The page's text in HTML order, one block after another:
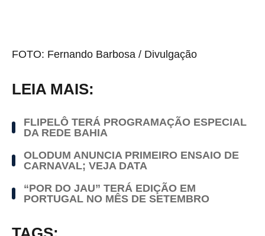
FOTO: Fernando Barbosa / Divulgação
LEIA MAIS:
FLIPELÔ TERÁ PROGRAMAÇÃO ESPECIAL
DA REDE BAHIA
OLODUM ANUNCIA PRIMEIRO ENSAIO DE
CARNAVAL; VEJA DATA
“POR DO JAU” TERÁ EDIÇÃO EM
PORTUGAL NO MÊS DE SETEMBRO